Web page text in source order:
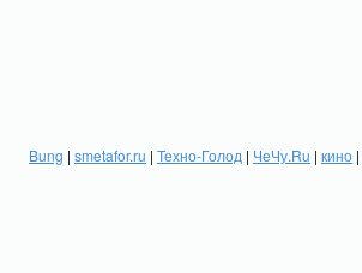
Bung | smetafor.ru | Техно-Голод | ЧеЧу.Ru | кино |